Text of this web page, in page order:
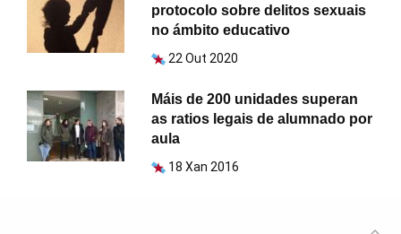
protocolo sobre delitos sexuais
no ámbito educativo
22 Out 2020
Máis de 200 unidades superan
as ratios legais de alumnado por
aula
18 Xan 2016